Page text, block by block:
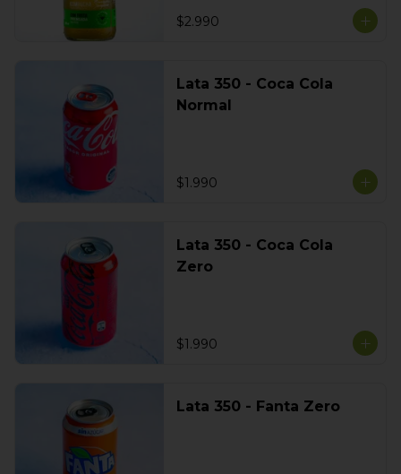
$2.990
Lata 350 - Coca Cola
Normal
$1.990
Lata 350 - Coca Cola
Zero
$1.990
Lata 350 - Fanta Zero